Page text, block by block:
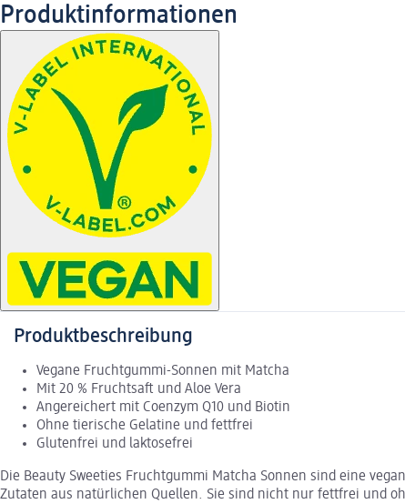
Produktinformationen
Produktbeschreibung
Vegane Fruchtgummi-Sonnen mit Matcha
Mit 20 % Fruchtsaft und Aloe Vera
Angereichert mit Coenzym Q10 und Biotin
Ohne tierische Gelatine und fettfrei
Glutenfrei und laktosefrei
Die Beauty Sweeties Fruchtgummi Matcha Sonnen sind eine
Zutaten aus natürlichen Quellen. Sie sind nicht nur fettfrei und